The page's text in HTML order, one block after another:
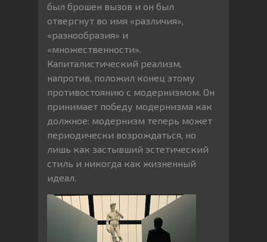
был брошен вызов и он был
отвергнут во имя «различия»,
«разнообразия» и
«множественности».
Капиталистический реализм,
напротив, положил конец этому
противостоянию с модернизмом. Он
принимает победу модернизма как
должное: модернизм теперь может
периодически возрождаться, но
лишь как застывший эстетический
стиль и никогда как жизненный
идеал.